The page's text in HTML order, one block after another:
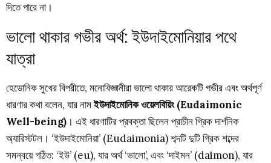
দিতে পারে না।
ভালো থাকার গভীর অর্থ: ইউদাইমোনিয়ার পথে
যাত্রা
হেডোনিক সুখের বিপরীতে, মনোবিজ্ঞানীরা ভালো থাকার আরেকটি গভীর এবং অর্থপূর্ণ
ধারণার কথা বলেন, যার নামইউদাইমোনিক ওয়েলবিয়িং (Eudaimonic
Well-being) । এই ধারণাটির প্রবক্তা ছিলেন প্রাচীন গ্রিক দার্শনিক
অ্যারিস্টটল। ‘ইউদাইমোনিয়া’ (Eudaimonia) শব্দটি দুটি গ্রিক শব্দের
সমন্বয়ে গঠিত: ‘ইউ’ (eu), যার অর্থ ‘ভালো’, এবং ‘দাইমন’ (daimon), যার